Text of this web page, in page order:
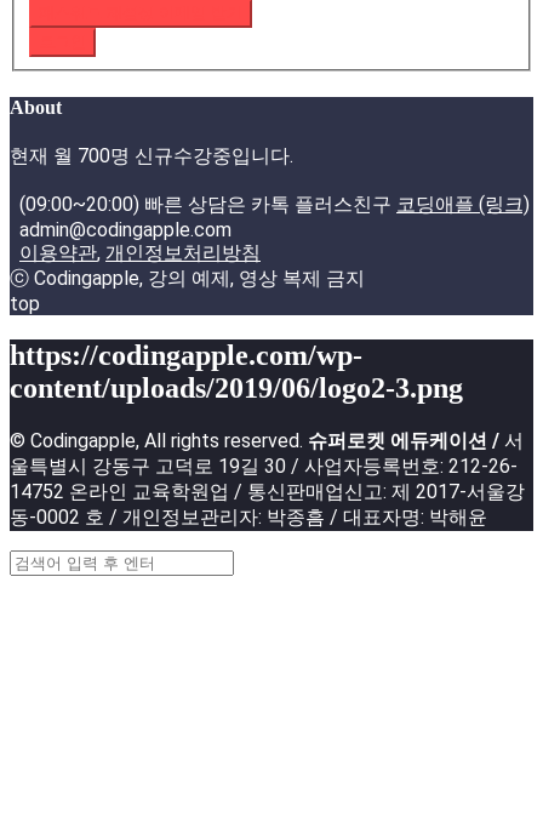
About
현재 월 700명 신규수강중입니다.
(09:00~20:00) 빠른 상담은 카톡 플러스친구 코딩애플 (링크)
admin@codingapple.com
이용약관, 개인정보처리방침
ⓒ Codingapple, 강의 예제, 영상 복제 금지
top
https://codingapple.com/wp-
content/uploads/2019/06/logo2-3.png
© Codingapple, All rights reserved. 슈퍼로켓 에듀케이션 / 서
울특별시 강동구 고덕로 19길 30 / 사업자등록번호: 212-26-
14752 온라인 교육학원업 / 통신판매업신고: 제 2017-서울강
동-0002 호 / 개인정보관리자: 박종흠 / 대표자명: 박해윤